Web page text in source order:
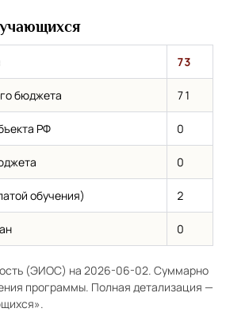
73
бюджета 71
РФ 0
0
обучения) 2
0
(ЭИОС) на 2026-06-02. Суммарно
программы. Полная детализация —
.